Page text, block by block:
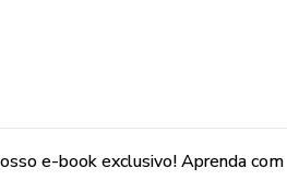
e-book exclusivo! Aprenda com